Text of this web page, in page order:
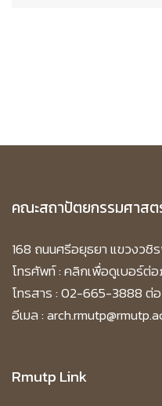
คณะสถาปัตยกรรมศาสต
168 ถนนศรีอยุธยา แขวงวชิ
โทรศัพท์ :คลิกเพื่อดูเบอร์ต่อ
โทรสาร : 02-665-3888 ต่
อีเมล :
Rmutp Link